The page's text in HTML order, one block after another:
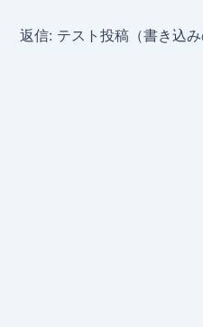
返信: テスト投稿（書き込み